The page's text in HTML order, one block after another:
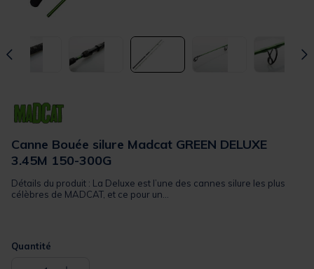
Canne Bouée silure Madcat GREEN DELUXE
3.45M 150-300G
Détails du produit : La Deluxe est l’une des cannes silure les plus
célèbres de MADCAT, et ce pour un...
Quantité